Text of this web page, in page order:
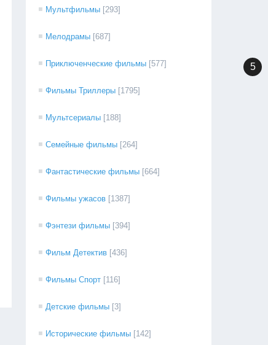
Мультфильмы [293]
Мелодрамы [687]
Приключенческие фильмы [577]
Фильмы Триллеры [1795]
Мультсериалы [188]
Семейные фильмы [264]
Фантастические фильмы [664]
Фильмы ужасов [1387]
Фэнтези фильмы [394]
Фильм Детектив [436]
Фильмы Спорт [116]
Детские фильмы [3]
Исторические фильмы [142]
5